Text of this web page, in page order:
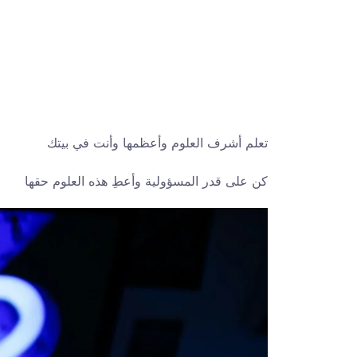
تعلم أشرف العلوم وأعظمها وأنت في بيتك
كن على قدر المسؤولية وأعطِ هذه العلوم حقها